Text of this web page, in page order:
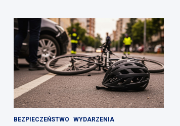
BEZPIECZEŃSTWO WYDARZENIA